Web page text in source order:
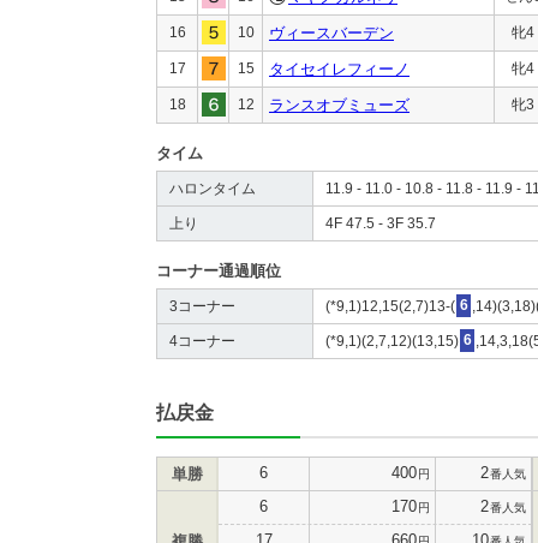
16 10 ヴィースバーデン 牝4
17 15 タイセイレフィーノ 牝4
18 12 ランスオブミューズ 牝3
タイム
ハロンタイム 11.9 - 11.0 - 10.8 - 11.8 - 11.9 -
上り 4F 47.5 - 3F 35.7
コーナー通過順位
3コーナー (*9,1)12,15(2,7)13-( 6
4コーナー (*9,1)(2,7,12)(13,15) 6
払戻金
単勝 6 400円 2番人気
6 170円 2番人気